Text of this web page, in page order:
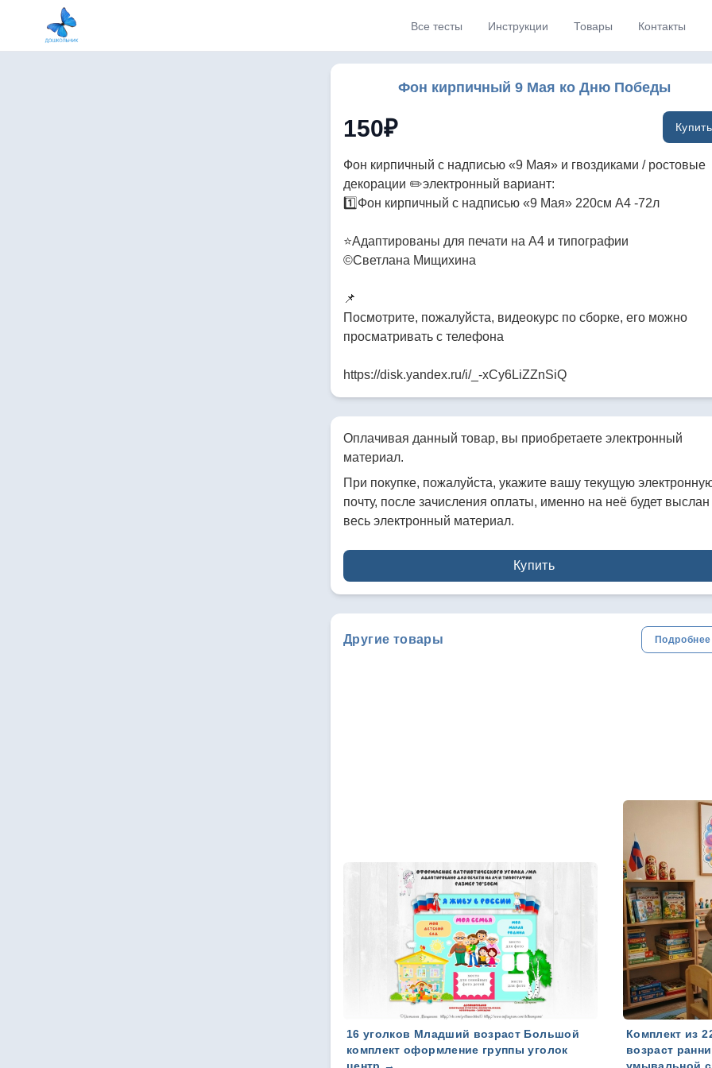
Все тесты Инструкции Товары Контакты
Фон кирпичный 9 Мая ко Дню Победы
150₽ Купить
Фон кирпичный с надписью «9 Мая» и гвоздиками / ростовые
декорации ✏️электронный вариант:
1️⃣Фон кирпичный с надписью «9 Мая» 220см А4 -72л
⭐Адаптированы для печати на А4 и типографии
©Светлана Мищихина
📌
Посмотрите, пожалуйста, видеокурс по сборке, его можно
просматривать с телефона
https://disk.yandex.ru/i/_-xCy6LiZZnSiQ
Оплачивая данный товар, вы приобретаете электронный
материал.
При покупке, пожалуйста, укажите вашу текущую
почту, после зачисления оплаты, именно на неё будет выслан
весь электронный материал.
Купить
Другие товары Подробнее
16 уголков Младший возраст Большой
комплект оформление группы уголок
Комплект из
возраст